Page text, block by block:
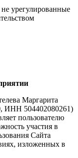
урегулированные
Маргарита
ИНН 504402080261)
пользователю
участия в
Сайта
изложенных в